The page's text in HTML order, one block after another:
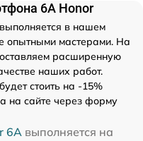
6A Honor
выполняется в нашем
опытными мастерами. На
расширенную
наших работ.
стоить на -15%
на сайте через форму
6A выполняется на